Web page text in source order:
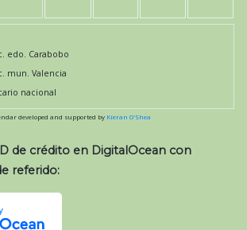
edo. Carabobo
mun. Valencia
nacional
developed and supported by Kieran O'Shea
de crédito en DigitalOcean con
referido: